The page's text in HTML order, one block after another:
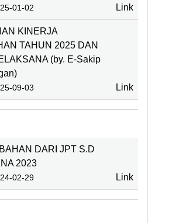
01-02 Link
KINERJA
TAHUN 2025 DAN
(by. E-Sakip
09-03 Link
DARI JPT S.D
2023
02-29 Link